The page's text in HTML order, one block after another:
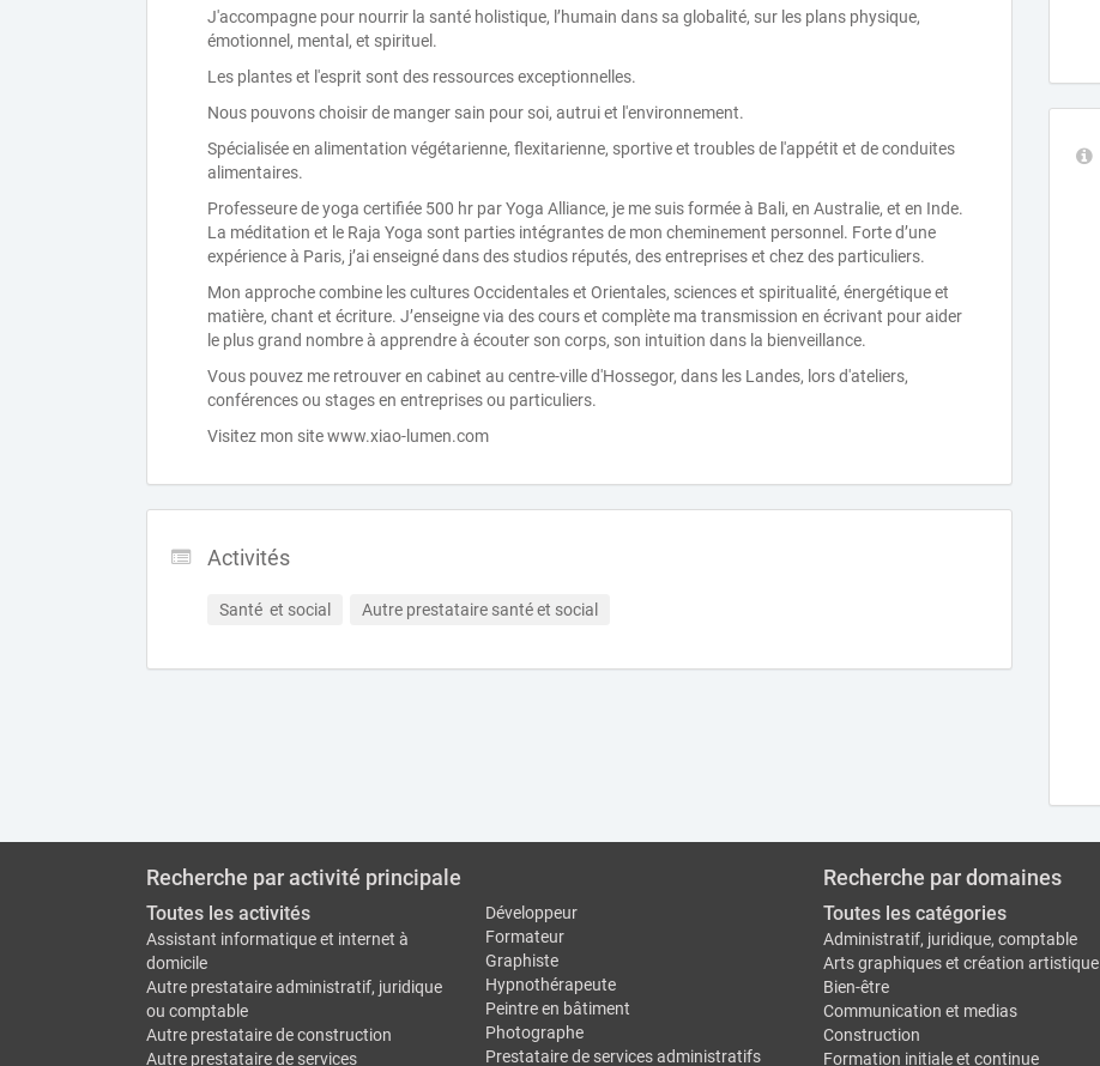
J'accompagne pour nourrir la santé holistique, l’humain dans sa globalité, sur les plans physique,
émotionnel, mental, et spirituel.
Les plantes et l'esprit sont des ressources exceptionnelles.
Nous pouvons choisir de manger sain pour soi, autrui et l'environnement.
Spécialisée en alimentation végétarienne, flexitarienne, sportive et troubles de l'appétit et de conduites
alimentaires.
Professeure de yoga certifiée 500 hr par Yoga Alliance, je me suis formée à Bali, en Australie, et en Inde.
La méditation et le Raja Yoga sont parties intégrantes de mon cheminement personnel. Forte d’une
expérience à Paris, j’ai enseigné dans des studios réputés, des entreprises et chez des particuliers.
Mon approche combine les cultures Occidentales et Orientales, sciences et spiritualité, énergétique et
matière, chant et écriture. J’enseigne via des cours et complète ma transmission en écrivant pour aider
le plus grand nombre à apprendre à écouter son corps, son intuition dans la bienveillance.
Vous pouvez me retrouver en cabinet au centre-ville d'Hossegor, dans les Landes, lors d'ateliers,
conférences ou stages en entreprises ou particuliers.
Visitez mon site www.xiao-lumen.com
Activités
Santé  et social Autre prestataire santé et social
Recherche par activité principale
Toutes les activités
Assistant informatique et internet à
domicile
Autre prestataire administratif, juridique
ou comptable
Autre prestataire de construction
Autre prestataire de services
Développeur
Formateur
Graphiste
Hypnothérapeute
Peintre en bâtiment
Photographe
Prestataire de services administratifs
Recherche par domaines
Toutes les catégories
Administratif, juridique, comptable
Arts graphiques et création artistique
Bien-être
Communication et medias
Construction
Formation initiale et continue